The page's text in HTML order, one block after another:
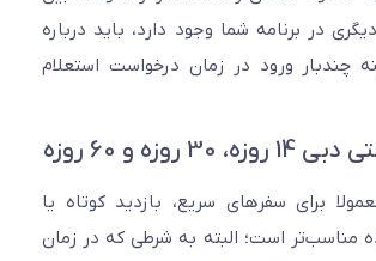
شما وجود دارد، باید درباره
ورود در زمان درخواست استعلام
برای سفرهای سریع، بازدید کوتاه یا
است؛ البته به شرطی که در زمان